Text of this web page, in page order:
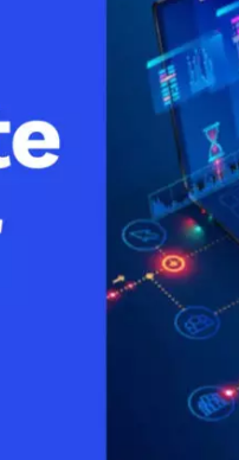
Monetização de Vídeo